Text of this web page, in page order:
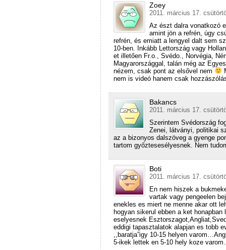
Zoey
2011. március 17.
Az észt dalra vonatkozó
amint jön a refrén, úgy
refrén, és emiatt a lengyel dalt sem
10-ben. Inkább Lettország vagy
et illetően Fr.o., Svédo., Norvégia,
Magyarországgal, talán még az
nézem, csak pont az elsővel nem
nem is videó hanem csak
Bakancs
2011. március 17.
Szerintem Svédország
Zenei, látványi, politikai
az a bizonyos dalszöveg a gyenge
tartom győztesesélyesnek. Nem
Boti
2011. március 17.
En nem hiszek a
vartak vagy pengeelen
enekles es miert ne menne akar ott
hogyan sikerul ebben a ket
eselyesnek
eddigi tapasztalatok alapjan es tobb
,,baratja”igy 10-15 helyen
5-ikek lettek en 5-10 hely koze